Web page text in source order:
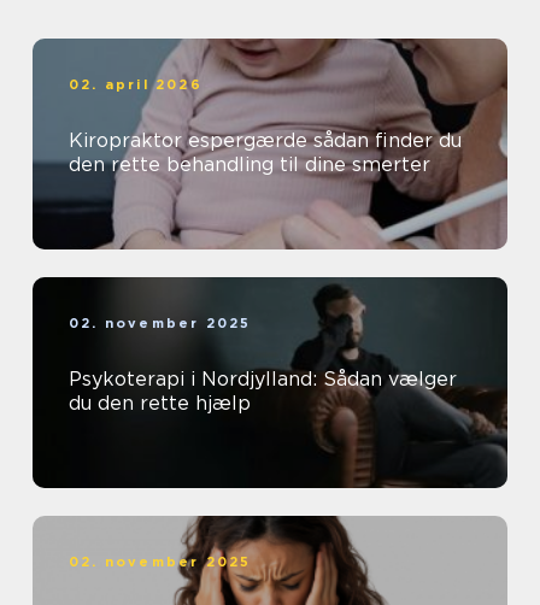
02. april 2026
Kiropraktor espergærde sådan finder du
den rette behandling til dine smerter
02. november 2025
Psykoterapi i Nordjylland: Sådan vælger
du den rette hjælp
02. november 2025